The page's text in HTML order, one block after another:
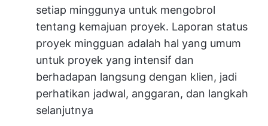
setiap minggunya untuk mengobrol
tentang kemajuan proyek. Laporan status
proyek mingguan adalah hal yang umum
untuk proyek yang intensif dan
berhadapan langsung dengan klien, jadi
perhatikan jadwal, anggaran, dan langkah
selanjutnya